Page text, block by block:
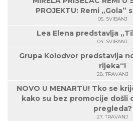
PROJEKTU: Remi „Gola”
05. SVIBANJ
Lea Elena predstavlja
04. SVIBANJ
Grupa Kolodvor predstavlja
rijeka“!
28. TRAVANJ
NOVO U MENARTU! Tko se
kako su bez promocije došli
pregleda?
27. TRAVANJ